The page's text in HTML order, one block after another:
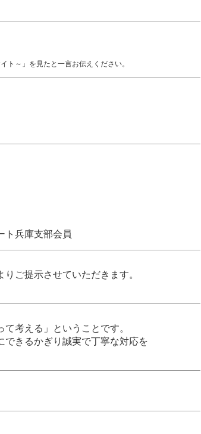
ト～」を見たと一言お伝えください。
ト兵庫支部会員
ご提示させていただきます。
考える」ということです。
できるかぎり誠実で丁寧な対応を